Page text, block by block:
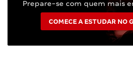
Prepare-se com quem mais
COMECE A ESTUDAR NO